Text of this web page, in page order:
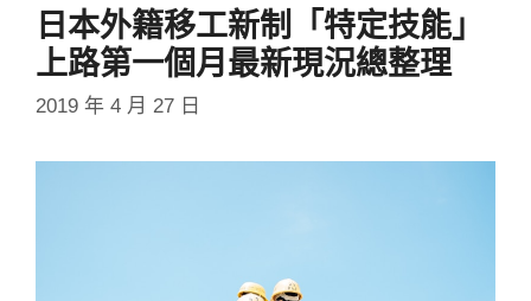
日本外籍移工新制「特定技能」
上路第一個月最新現況總整理
2019 年 4 月 27 日